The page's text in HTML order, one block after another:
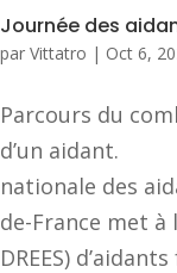
Journée des
par Vittatro | Oct 6,
Parcours du
d’un aidant.
nationale des
de-France met à
DREES)